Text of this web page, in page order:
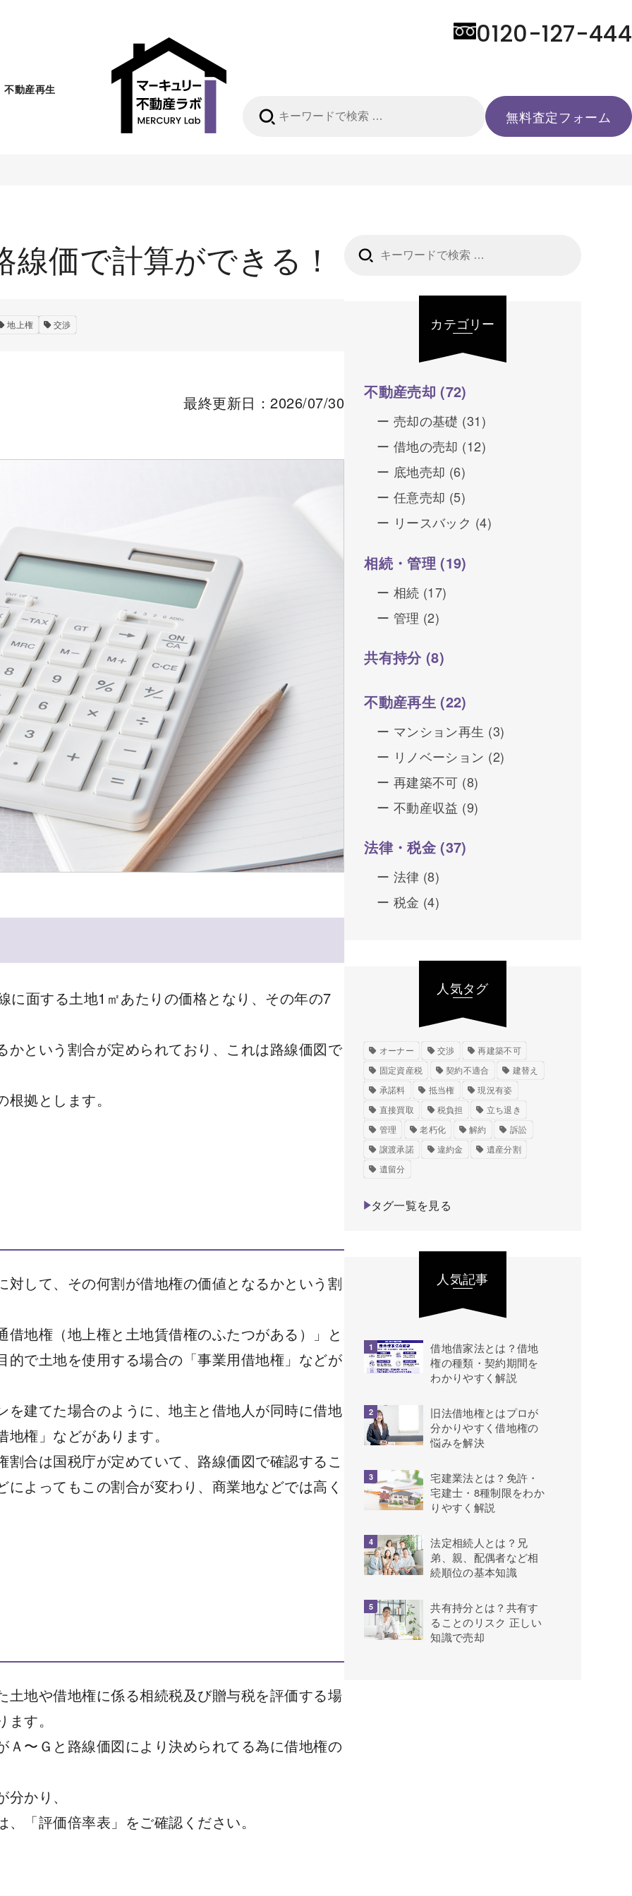
0120-127-444
不動産再生
検
無料査定フォーム
価で計算ができる！
地上権 交渉
最終更新日：2026/07/30
に面する土地1㎡あたりの価格となり、その年の7
という割合が定められており、これは路線価図で
拠とします。
して、その何割が借地権の価値となるかという割
地権（地上権と土地賃借権のふたつがある）」と
で土地を使用する場合の「事業用借地権」などが
建てた場合のように、地主と借地人が同時に借地
権」などがあります。
合は国税庁が定めていて、路線価図で確認するこ
よってもこの割合が変わり、商業地などでは高く
地や借地権に係る相続税及び贈与税を評価する場
す。
〜Ｇと路線価図により決められてる為に借地権の
かり、
「評価倍率表」をご確認ください。
索:
カテゴリー
不動産売却(72)
売却の基礎 (31)
借地の売却 (12)
底地売却 (6)
任意売却 (5)
リースバック (4)
相続・管理(19)
相続 (17)
管理 (2)
共有持分 (8)
不動産再生(22)
マンション再生 (3)
リノベーション (2)
再建築不可 (8)
不動産収益 (9)
法律・税金(37)
法律 (8)
税金 (4)
人気タグ
オーナー 交渉
再建築不可
固定資産税
契約不適合
建替え
承諾料
抵当権
現況有姿
直接買取
税負担
立ち退き
管理
老朽化 解約
訴訟
譲渡承諾
違約金
遺産分割
遺留分
タグ一覧を見る
人気記事
借地借家法とは？借地
権の種類・契約期間を
わかりやすく解説
旧法借地権とはプロが
分かりやすく借地権の
悩みを解決
宅建業法とは？免許・
宅建士・8種制限をわか
りやすく解説
法定相続人とは？兄
弟、親、配偶者など相
続順位の基本知識
共有持分とは？共有す
ることのリスク 正しい
知識で売却